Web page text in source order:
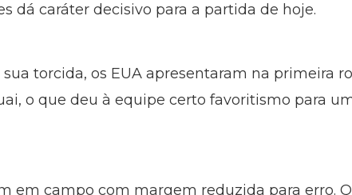
dá caráter decisivo para a partida de hoje.
torcida, os EUA apresentaram na primeira
o que deu à equipe certo favoritismo para
em campo com margem reduzida para erro.